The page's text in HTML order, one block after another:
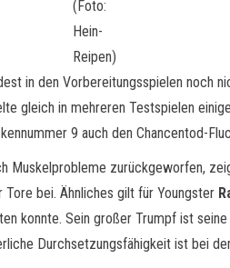
(Foto:
Hein-
Reipen)
in den Vorbereitungsspielen noch
gleich in mehreren Testspielen
9 auch den Chancentod-
Muskelprobleme zurückgeworfen,
bei. Ähnliches gilt für Youngster
konnte. Sein großer Trumpf ist
Durchsetzungsfähigkeit ist bei